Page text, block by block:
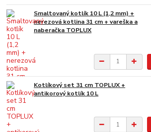
Smaltovaný kotlík 10 L (1,2 mm) +
nerezová kotlina 31 cm + vareška a
naberačka TOPLUX
Kotlíkový set 31 cm TOPLUX +
antikorový kotlík 10 L